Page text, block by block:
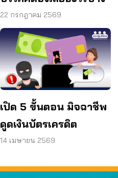
22 กรกฎาคม 2569
เปิด 5 ขั้นตอน มิจฉาชีพ
ดูดเงินบัตรเครดิต
14 เมษายน 2569